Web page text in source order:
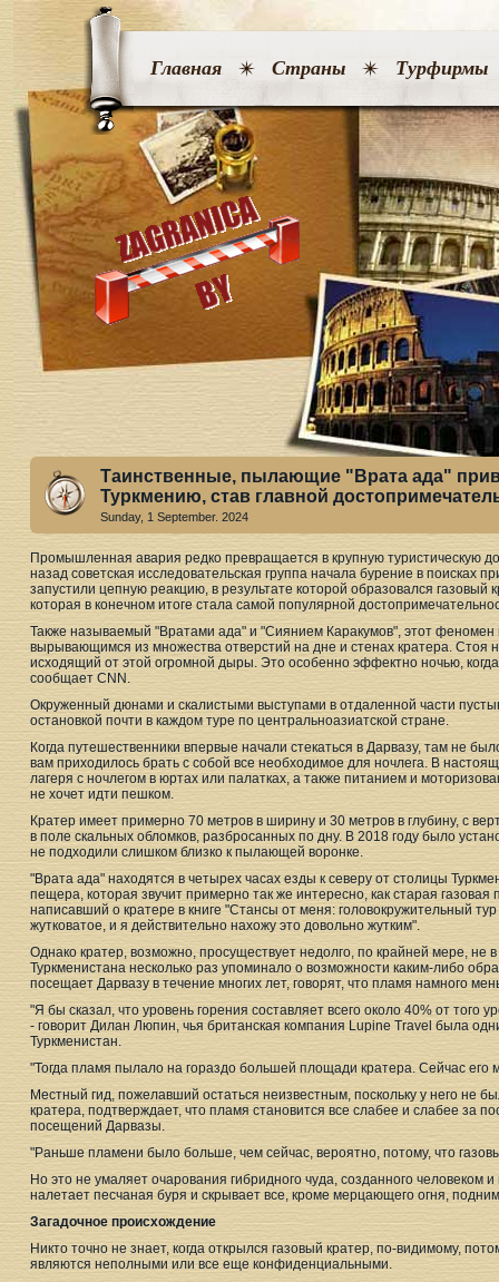
Главная Страны Турфирмы
Таинственные, пылающие "Врата ада"
Туркмению, став главной
Sunday, 1 September. 2024
Промышленная авария редко превращается в крупную туристическую
назад советская исследовательская группа начала бурение в поисках
запустили цепную реакцию, в результате которой образовался газовый
которая в конечном итоге стала самой популярной
Также называемый "Вратами ада" и "Сиянием Каракумов", этот
вырывающимся из множества отверстий на дне и стенах кратера. Стоя
исходящий от этой огромной дыры. Это особенно эффектно ночью,
сообщает CNN.
Окруженный дюнами и скалистыми выступами в отдаленной части
остановкой почти в каждом туре по центральноазиатской стране.
Когда путешественники впервые начали стекаться в Дарвазу, там не
вам приходилось брать с собой все необходимое для ночлега. В
лагеря с ночлегом в юртах или палатках, а также питанием и
не хочет идти пешком.
Кратер имеет примерно 70 метров в ширину и 30 метров в глубину, с
в поле скальных обломков, разбросанных по дну. В 2018 году было
не подходили слишком близко к пылающей воронке.
"Врата ада" находятся в четырех часах езды к северу от столицы
пещера, которая звучит примерно так же интересно, как старая газовая
написавший о кратере в книге "Стансы от меня: головокружительный
жутковатое, и я действительно нахожу это довольно жутким".
Однако кратер, возможно, просуществует недолго, по крайней мере, не
Туркменистана несколько раз упоминало о возможности каким-либо
посещает Дарвазу в течение многих лет, говорят, что пламя намного
"Я бы сказал, что уровень горения составляет всего около 40% от того
- говорит Дилан Люпин, чья британская компания Lupine Travel была
Туркменистан.
"Тогда пламя пылало на гораздо большей площади кратера. Сейчас его
Местный гид, пожелавший остаться неизвестным, поскольку у него не
кратера, подтверждает, что пламя становится все слабее и слабее за
посещений Дарвазы.
"Раньше пламени было больше, чем сейчас, вероятно, потому, что
Но это не умаляет очарования гибридного чуда, созданного человеком
налетает песчаная буря и скрывает все, кроме мерцающего огня,
Загадочное происхождение
Никто точно не знает, когда открылся газовый кратер, по-видимому,
являются неполными или все еще конфиденциальными.